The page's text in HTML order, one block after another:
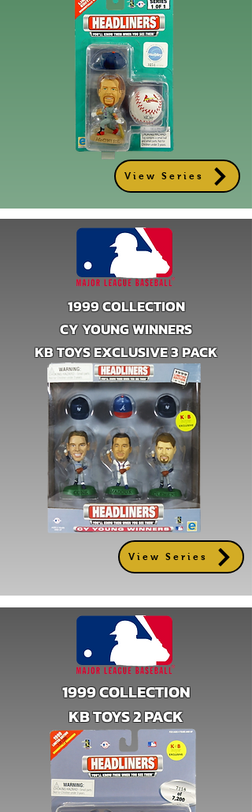
View Series
1999 COLLECTION
CY YOUNG WINNERS
KB TOYS EXCLUSIVE 3 PACK
View Series
1999 COLLECTION
KB TOYS 2 PACK